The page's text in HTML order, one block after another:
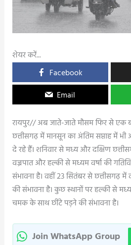
शेयर करें...
Facebook
Email
रायपुर// अब जाते-जाते मौसम फिर से एक
छत्तीसगढ़ में मानसून का अंतिम सप्ताह में भी
दे रहे हैं। शनिवार से मध्य और दक्षिण
वज्रपात और हल्की से मध्यम वर्षा की
संभावना है। वहीं 23 सितंबर से छत्तीसगढ़ में
की संभावना है। कुछ स्थानों पर हल्की से
चमक के साथ छींटे पड़ने की संभावना है।
Join WhatsApp Group